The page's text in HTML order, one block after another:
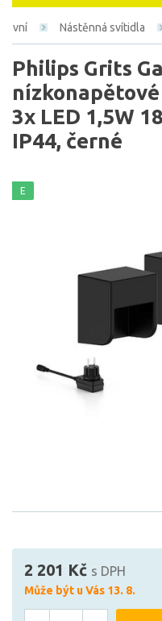
Nástěnná svítidla
Philips Grits
3x LED 1,5W
IP44, černé
E
2 201 Kč s DPH
Může být u Vás 13. 8.